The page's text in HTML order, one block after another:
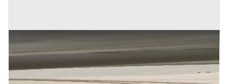
Telaio leggero componibile per teli di copertura
Inserito il: 24/07/2026
Prezzo
1 €